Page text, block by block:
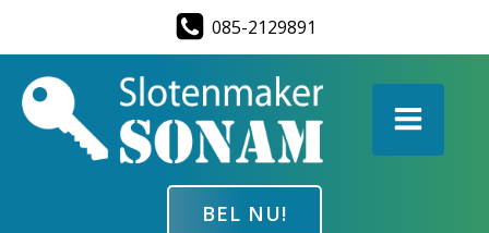
naar
inhoud
085-2129891
BEL NU!